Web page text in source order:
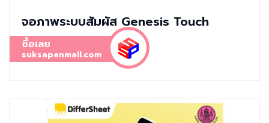
จอภาพระบบสัมผัส Genesis Touch
ซื้อเลย
suksapanmall.com